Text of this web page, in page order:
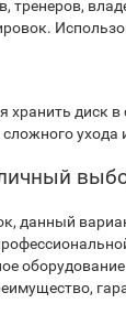
диск
ухода
данный